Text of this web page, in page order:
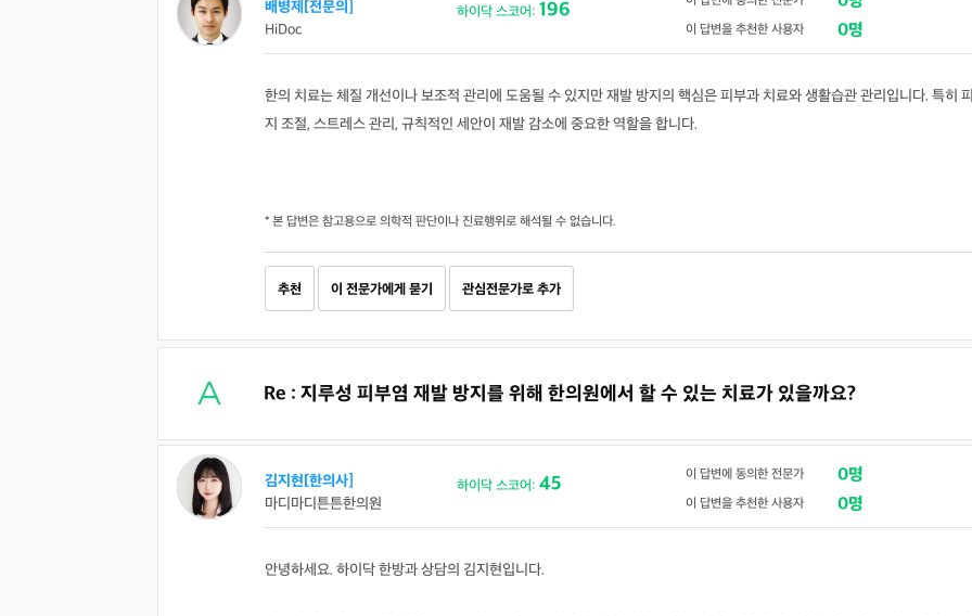
배병제[전문의]
HiDoc
하이닥 스코어: 196
이 답변을 추천한 사용자 0명
한의 치료는 체질 개선이나 보조적 관리에 도움될 수 있지만 재발 방지의 핵심은 피부과 치료와 생활습관 관리입니다. 특히
지 조절, 스트레스 관리, 규칙적인 세안이 재발 감소에 중요한 역할을 합니다.
* 본 답변은 참고용으로 의학적 판단이나 진료행위로 해석될 수 없습니다.
추천 이 전문가에게 묻기 관심전문가로 추가
Re : 지루성 피부염 재발 방지를 위해 한의원에서 할 수 있는 치료가 있을까요?
김지현[한의사]
마디마디튼튼한의원
하이닥 스코어: 45 이 답변에 동의한 전문가 0명
이 답변을 추천한 사용자 0명
안녕하세요. 하이닥 한방과 상담의 김지현입니다.